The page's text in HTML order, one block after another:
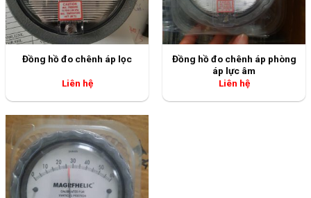
Đồng hồ đo chênh áp lọc
Liên hệ
Đồng hồ đo chênh áp phòng
áp lực âm
Liên hệ